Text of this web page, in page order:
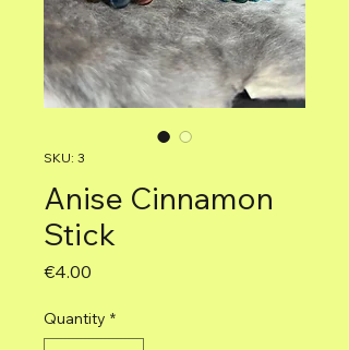
SKU: 3
Anise Cinnamon
Stick
€4.00
Quantity *